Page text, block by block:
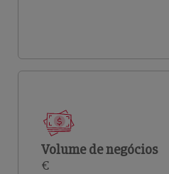
Volume de negócios
€